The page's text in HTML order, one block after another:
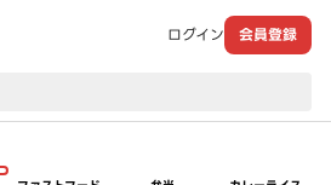
ログイン 会員登録